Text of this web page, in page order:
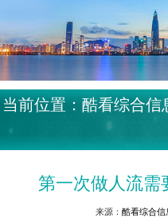
当前位置： 酷看综合信
第一次做人流需
来源： 酷看综合信